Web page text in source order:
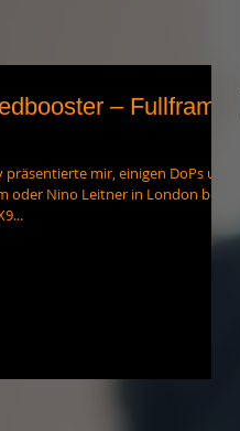
– Fullframe
präsentierte mir, einigen DoPs und
oder Nino Leitner in London bei